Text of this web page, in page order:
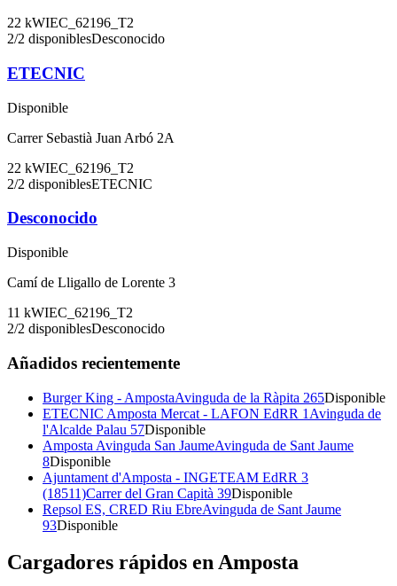
22 kWIEC_62196_T2
2/2 disponiblesDesconocido
ETECNIC
Disponible
Carrer Sebastià Juan Arbó 2A
22 kWIEC_62196_T2
2/2 disponiblesETECNIC
Desconocido
Disponible
Camí de Lligallo de Lorente 3
11 kWIEC_62196_T2
2/2 disponiblesDesconocido
Añadidos recientemente
Burger King - AmpostaAvinguda de la Ràpita 265Disponible
ETECNIC Amposta Mercat - LAFON EdRR 1 Avinguda de
l'Alcalde Palau 57Disponible
Amposta Avinguda San JaumeAvinguda de Sant Jaume
8Disponible
Ajuntament d'Amposta - INGETEAM EdRR 3
(18511)Carrer del Gran Capità 39Disponible
Repsol ES, CRED Riu EbreAvinguda de Sant Jaume
93Disponible
Cargadores rápidos enAmposta